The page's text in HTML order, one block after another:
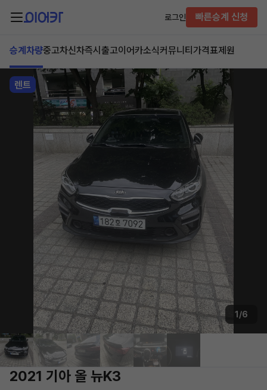
로그인 빠른승계 신청
승계차량중고차신차즉시출고이어카소식커뮤니티 가격표제원
렌트
1/6
2021 기아 올 뉴K3